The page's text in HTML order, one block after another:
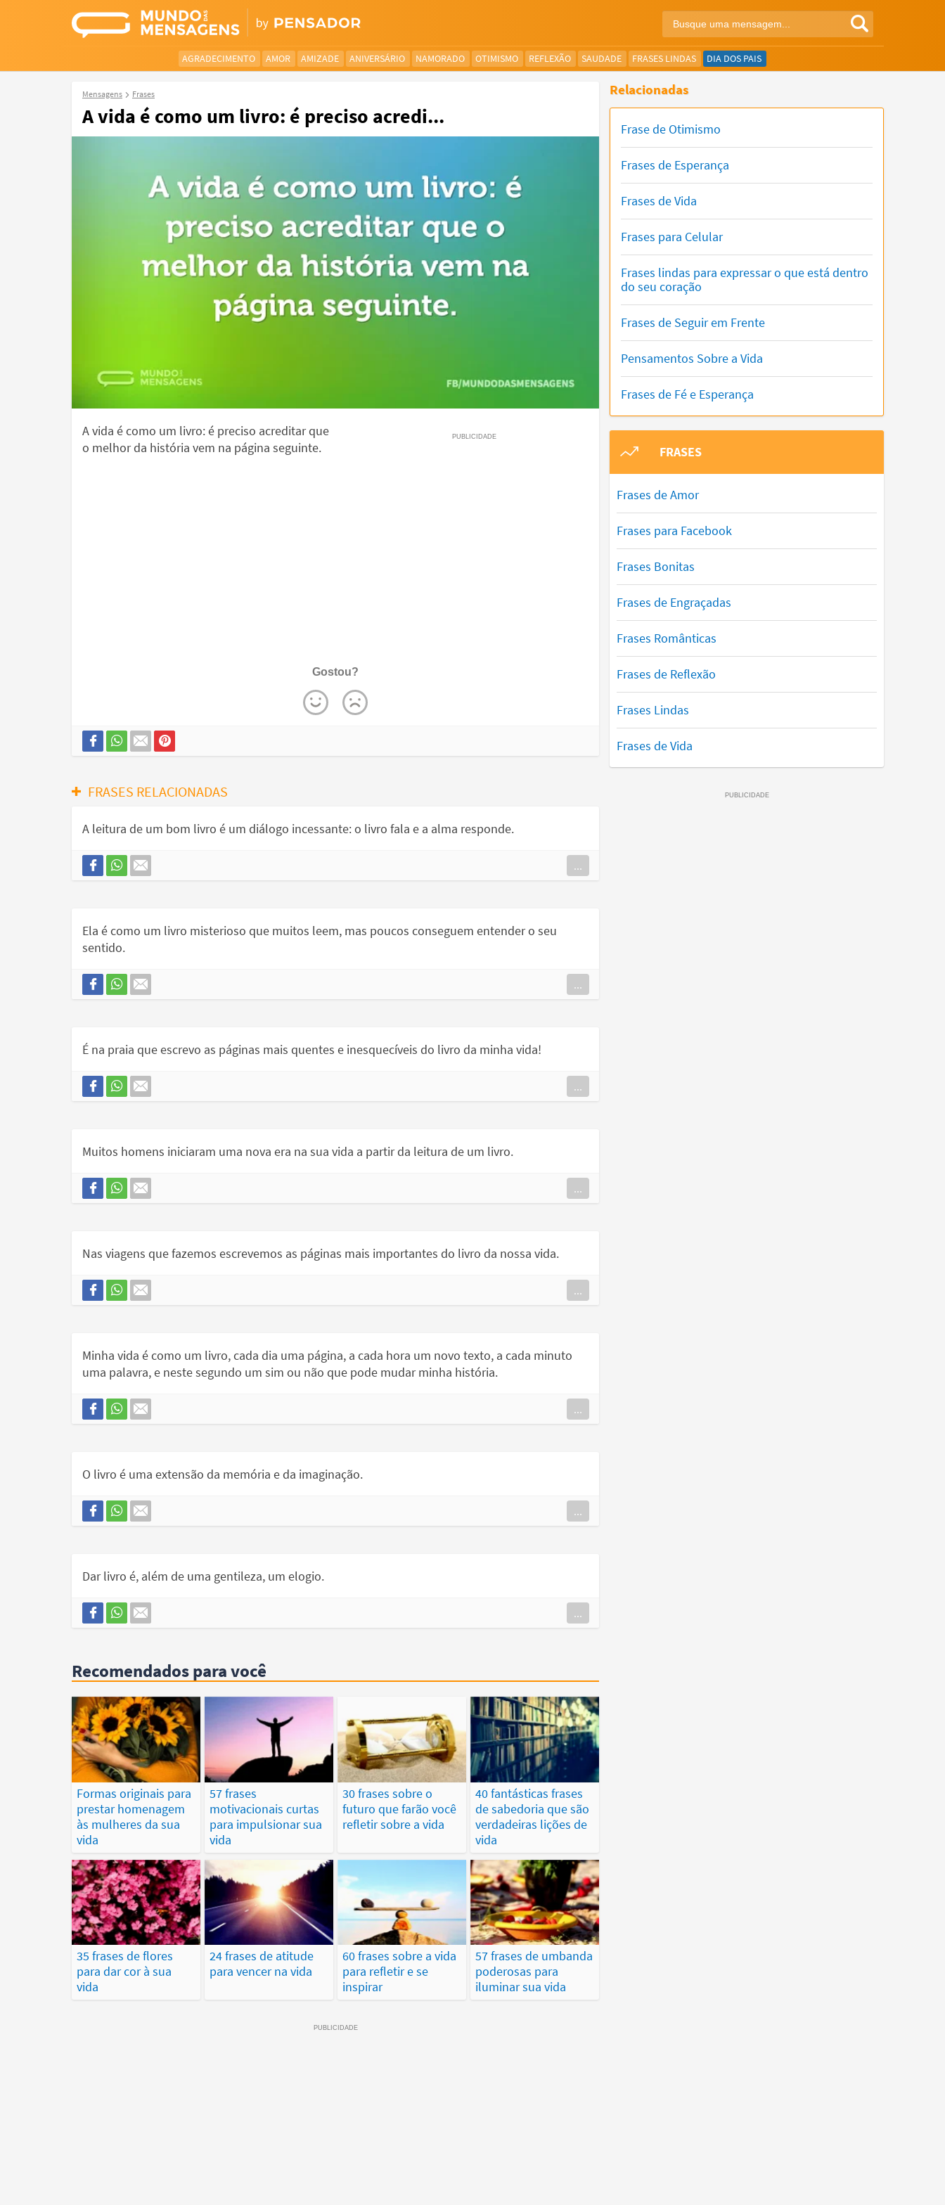
AGRADECIMENTO AMOR AMIZADE ANIVERSÁRIO NAMORADO OTIMISMO REFLEXÃO SAUDADE FRASES LINDAS DIA DOS PAIS
Mensagens Frases
A vida é como um livro: é preciso acredi...
A vida é como um livro: é preciso acreditar que
o melhor da história vem na página seguinte.
Gostou?
FRASES RELACIONADAS
A leitura de um bom livro é um diálogo incessante: o livro fala e a alma responde.
...
Ela é como um livro misterioso que muitos leem, mas poucos conseguem entender o seu
sentido.
...
É na praia que escrevo as páginas mais quentes e inesquecíveis do livro da minha vida!
...
Muitos homens iniciaram uma nova era na sua vida a partir da leitura de um livro.
...
Nas viagens que fazemos escrevemos as páginas mais importantes do livro da nossa vida.
...
Minha vida é como um livro, cada dia uma página, a cada hora um novo texto, a cada minuto
uma palavra, e neste segundo um sim ou não que pode mudar minha história.
...
O livro é uma extensão da memória e da imaginação.
...
Dar livro é, além de uma gentileza, um elogio.
...
Recomendados para você
Formas originais para
prestar homenagem
às mulheres da sua
vida
57 frases
motivacionais curtas
para impulsionar sua
vida
30 frases sobre o
futuro que farão você
refletir sobre a vida
40 fantásticas frases
de sabedoria que são
verdadeiras lições de
vida
35 frases de flores
para dar cor à sua
vida
24 frases de atitude
para vencer na vida
60 frases sobre a vida
para refletir e se
inspirar
57 frases de umbanda
poderosas para
iluminar sua vida
Relacionadas
Frase de Otimismo
Frases de Esperança
Frases de Vida
Frases para Celular
Frases lindas para expressar o que está dentro
do seu coração
Frases de Seguir em Frente
Pensamentos Sobre a Vida
Frases de Fé e Esperança
FRASES
Frases de Amor
Frases para Facebook
Frases Bonitas
Frases de Engraçadas
Frases Românticas
Frases de Reflexão
Frases Lindas
Frases de Vida